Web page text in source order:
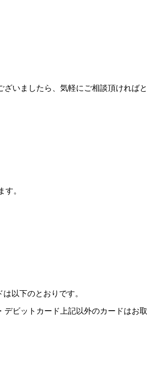
いましたら、気軽にご相談頂ければと
。
以下のとおりです。
デビットカード上記以外のカードはお取